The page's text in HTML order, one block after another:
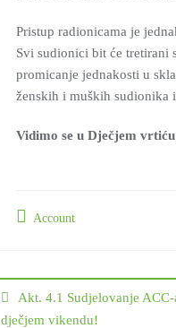
Pristup radionicama je
Svi sudionici bit će tretirani
promicanje jednakosti u
ženskih i muških sudionika
Vidimo se u Dječjem vrtiću
Account
objava
Akt. 4.1 Sudjelovanje
dječjem vikendu!